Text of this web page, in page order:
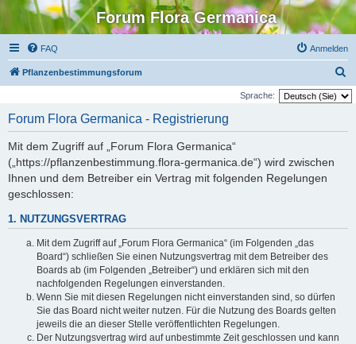
Forum Flora Germanica
FAQ Anmelden
Pflanzenbestimmungsforum
u
Sprache:
Forum Flora Germanica - Registrierung
Mit dem Zugriff auf „Forum Flora Germanica“
(„https://pflanzenbestimmung.flora-germanica.de“) wird zwischen
Ihnen und dem Betreiber ein Vertrag mit folgenden Regelungen
geschlossen:
1. NUTZUNGSVERTRAG
Mit dem Zugriff auf „Forum Flora Germanica“ (im Folgenden „das
Board“) schließen Sie einen Nutzungsvertrag mit dem Betreiber des
Boards ab (im Folgenden „Betreiber“) und erklären sich mit den
nachfolgenden Regelungen einverstanden.
Wenn Sie mit diesen Regelungen nicht einverstanden sind, so dürfen
Sie das Board nicht weiter nutzen. Für die Nutzung des Boards gelten
jeweils die an dieser Stelle veröffentlichten Regelungen.
Der Nutzungsvertrag wird auf unbestimmte Zeit geschlossen und kann